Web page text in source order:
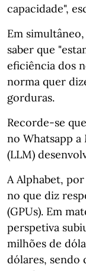
capacidade",
Em
saber que
eficiência dos
norma quer
gorduras.
Recorde-se
no Whatsapp
(LLM)
A Alphabet,
no que diz
(GPUs). Em
perspetiva
milhões de
dólares, sendo